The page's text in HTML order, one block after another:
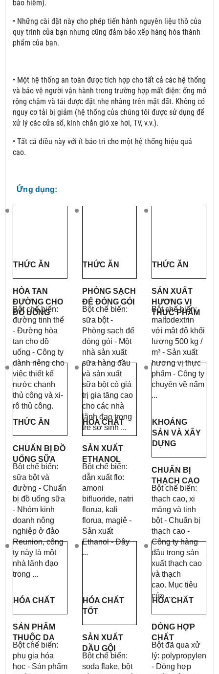
bảo hiểm).
• Những cài đặt này cho phép tiến hành nguyên liệu thô của
quy trình của bạn nhưng cũng đảm bảo xếp hàng hóa thành
phẩm của bạn.
• Một hệ thống an toàn được tích hợp cho tất cả các hệ thống
và bảo vệ người vận hành trong trường hợp mất điện: ống mở
rộng chậm và tải được đặt nhẹ nhàng trên mặt đất. Không có
nguy cơ tải bị giảm (hệ thống của chúng tôi được sử dụng để
xử lý các cửa sổ, kính chắn gió xe hơi, TV, v.v.).
• Tất cả điều này với ít bảo trì cho một hệ thống hiệu quả
cao.
Ứng dụng:
THỨC ĂN
HÒA TAN
ĐƯỜNG CHO
ĐỒ UỐNG
Bột chế biến:
đường tinh thể
- Đường hòa
tan cho đồ
uống - Công ty
dành riêng cho
việc thiết kế
nước chanh
thủ công và xi-
rô thủ công.
THỨC ĂN
PHÒNG SẠCH
ĐỂ ĐÓNG GÓI
Bột chế biến:
sữa bột -
Phòng sạch để
đóng gói - Một
nhà sản xuất
sữa hàng đầu
và sản xuất
sữa bột có giá
trị gia tăng cao
cho các nhà
lãnh đạo trong
trẻ sơ sinh ...
THỨC ĂN
SẢN XUẤT
HƯƠNG VỊ
THỰC PHẨM
Bột chế biến:
maltodextrin
với mật độ khối
lượng 500 kg /
m³ - Sản xuất
hương vị thực
phẩm - Công ty
chuyên về nấm
...
THỨC ĂN
CHUẨN BỊ ĐỒ
UỐNG SỮA
Bột chế biến:
sữa bột và
đường - Chuẩn
bị đồ uống sữa
- Nhóm kinh
doanh nông
nghiệp ở đảo
Reunion, công
ty này là một
nhà lãnh đạo
trong ...
HÓA CHẤT
SẢN XUẤT
ETHANOL
Bột chế biến:
dẫn xuất flo:
amoni
bifluoride, natri
florua, kali
florua, magiê -
Sản xuất
Ethanol - Đây
...
KHOÁNG
SẢN VÀ XÂY
DỰNG
CHUẨN BỊ
THẠCH CAO
Bột chế biến:
thạch cao, xi
măng và tinh
bột - Chuẩn bị
thạch cao -
Công ty hàng
đầu trong sản
xuất thạch cao
và thạch
cao. Mục tiêu
của ...
HÓA CHẤT
SẢN PHẨM
THUỘC DA
Bột chế biến:
phụ gia hóa
học - Sản phẩm
HÓA CHẤT
TỐT
SẢN XUẤT
DẦU GỘI
Bột chế biến:
soda flake, bột
HÓA CHẤT
DÒNG HỢP
CHẤT
Bột đã qua xử
lý: polypropylen
- Dòng hợp